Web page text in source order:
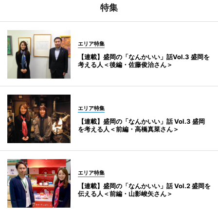
特集
エリア特集
【連載】盛岡の「なんかいい」話Vol.3 盛岡を
考える人＜後編・佐藤俊治さん＞
エリア特集
【連載】盛岡の「なんかいい」話 Vol.3 盛岡
を考える人＜前編・高橋真菜さん＞
エリア特集
【連載】盛岡の「なんかいい」話 Vol.2 盛岡を
伝える人＜前編・山影峻矢さん＞